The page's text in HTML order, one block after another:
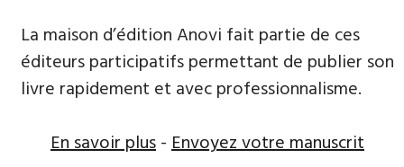
La maison d’édition Anovi fait partie de ces
éditeurs participatifs permettant de publier son
livre rapidement et avec professionnalisme.
En savoir plus-Envoyez votre manuscrit